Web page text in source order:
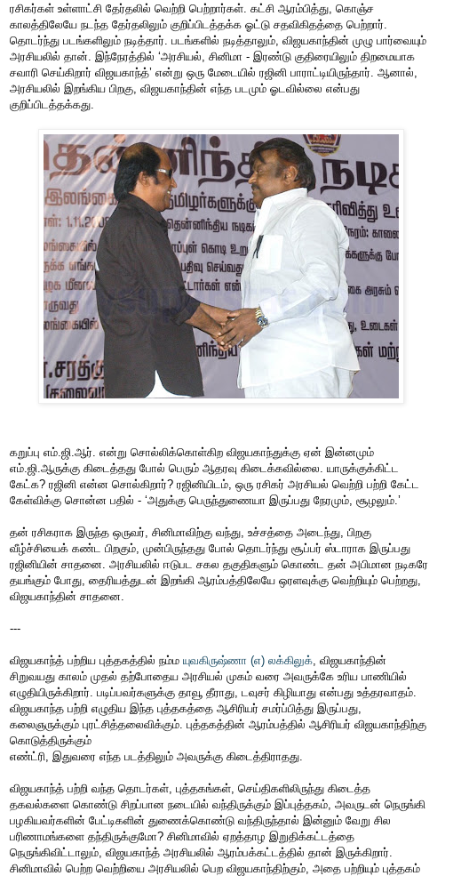
ரசிகர்கள் உள்ளாட்சி தேர்தலில் வெற்றி பெற்றார்கள். கட்சி ஆரம்பித்து, கொஞ்ச
காலத்திலேயே நடந்த தேர்தலிலும் குறிப்பிடத்தக்க ஓட்டு சதவிகிதத்தை பெற்றார்.
தொடர்ந்து படங்களிலும் நடித்தார். படங்களில் நடித்தாலும், விஜயகாந்தின் முழு பார்வையும்
அரசியலில் தான். இந்நேரத்தில் ‘அரசியல், சினிமா - இரண்டு குதிரையிலும் திறமையாக
சவாரி செய்கிறார் விஜயகாந்த்’ என்று ஒரு மேடையில் ரஜினி பாராட்டியிருந்தார். ஆனால்,
அரசியலில் இறங்கிய பிறகு, விஜயகாந்தின் எந்த படமும் ஓடவில்லை என்பது
குறிப்பிடத்தக்கது.
கறுப்பு எம்.ஜி.ஆர். என்று சொல்லிக்கொள்கிற விஜயகாந்துக்கு ஏன் இன்னமும்
எம்.ஜி.ஆருக்கு கிடைத்தது போல் பெரும் ஆதரவு கிடைக்கவில்லை. யாருக்குக்கிட்ட
கேட்க? ரஜினி என்ன சொல்கிறார்? ரஜினியிடம், ஒரு ரசிகர் அரசியல் வெற்றி பற்றி கேட்ட
கேள்விக்கு சொன்ன பதில் - ‘அதுக்கு பெருந்துணையா இருப்பது நேரமும், சூழலும்.’
தன் ரசிகராக இருந்த ஒருவர், சினிமாவிற்கு வந்து, உச்சத்தை அடைந்து, பிறகு
வீழ்ச்சியைக் கண்ட பிறகும், முன்பிருந்தது போல் தொடர்ந்து சூப்பர் ஸ்டாராக இருப்பது
ரஜினியின் சாதனை. அரசியலில் ஈடுபட சகல தகுதிகளும் கொண்ட தன் அபிமான நடிகரே
தயங்கும் போது, தைரியத்துடன் இறங்கி ஆரம்பத்திலேயே ஒரளவுக்கு வெற்றியும் பெற்றது,
விஜயகாந்தின் சாதனை.
---
விஜயகாந்த் பற்றிய புத்தகத்தில் நம்ம யுவகிருஷ்ணா (எ) லக்கிலுக் , விஜயகாந்தின்
சிறுவயது காலம் முதல் தற்போதைய அரசியல் முகம் வரை அவருக்கே உரிய பாணியில்
எழுதியிருக்கிறார். படிப்பவர்களுக்கு தாவூ தீராது, டவுசர் கிழியாது என்பது உத்தரவாதம்.
விஜயகாந்த பற்றி எழுதிய இந்த புத்தகத்தை ஆசிரியர் சமர்ப்பித்து இருப்பது,
கலைஞருக்கும் புரட்சித்தலைவிக்கும். புத்தகத்தின் ஆரம்பத்தில் ஆசிரியர் விஜயகாந்திற்கு
கொடுத்திருக்கும்
எண்ட்ரி, இதுவரை எந்த படத்திலும் அவருக்கு கிடைத்திராதது.
விஜயகாந்த் பற்றி வந்த தொடர்கள், புத்தகங்கள், செய்திகளிலிருந்து கிடைத்த
தகவல்களை கொண்டு சிறப்பான நடையில் வந்திருக்கும் இப்புத்தகம், அவருடன் நெருங்கி
பழகியவர்களின் பேட்டிகளின் துணைக்கொண்டு வந்திருந்தால் இன்னும் வேறு சில
பரிணாமங்களை தந்திருக்குமோ? சினிமாவில் ஏறத்தாழ இறுதிக்கட்டத்தை
நெருங்கிவிட்டாலும், விஜயகாந்த் அரசியலில் ஆரம்பக்கட்டத்தில் தான் இருக்கிறார்.
சினிமாவில் பெற்ற வெற்றியை அரசியலில் பெற விஜயகாந்திற்கும், அதை பற்றியும் புத்தகம்